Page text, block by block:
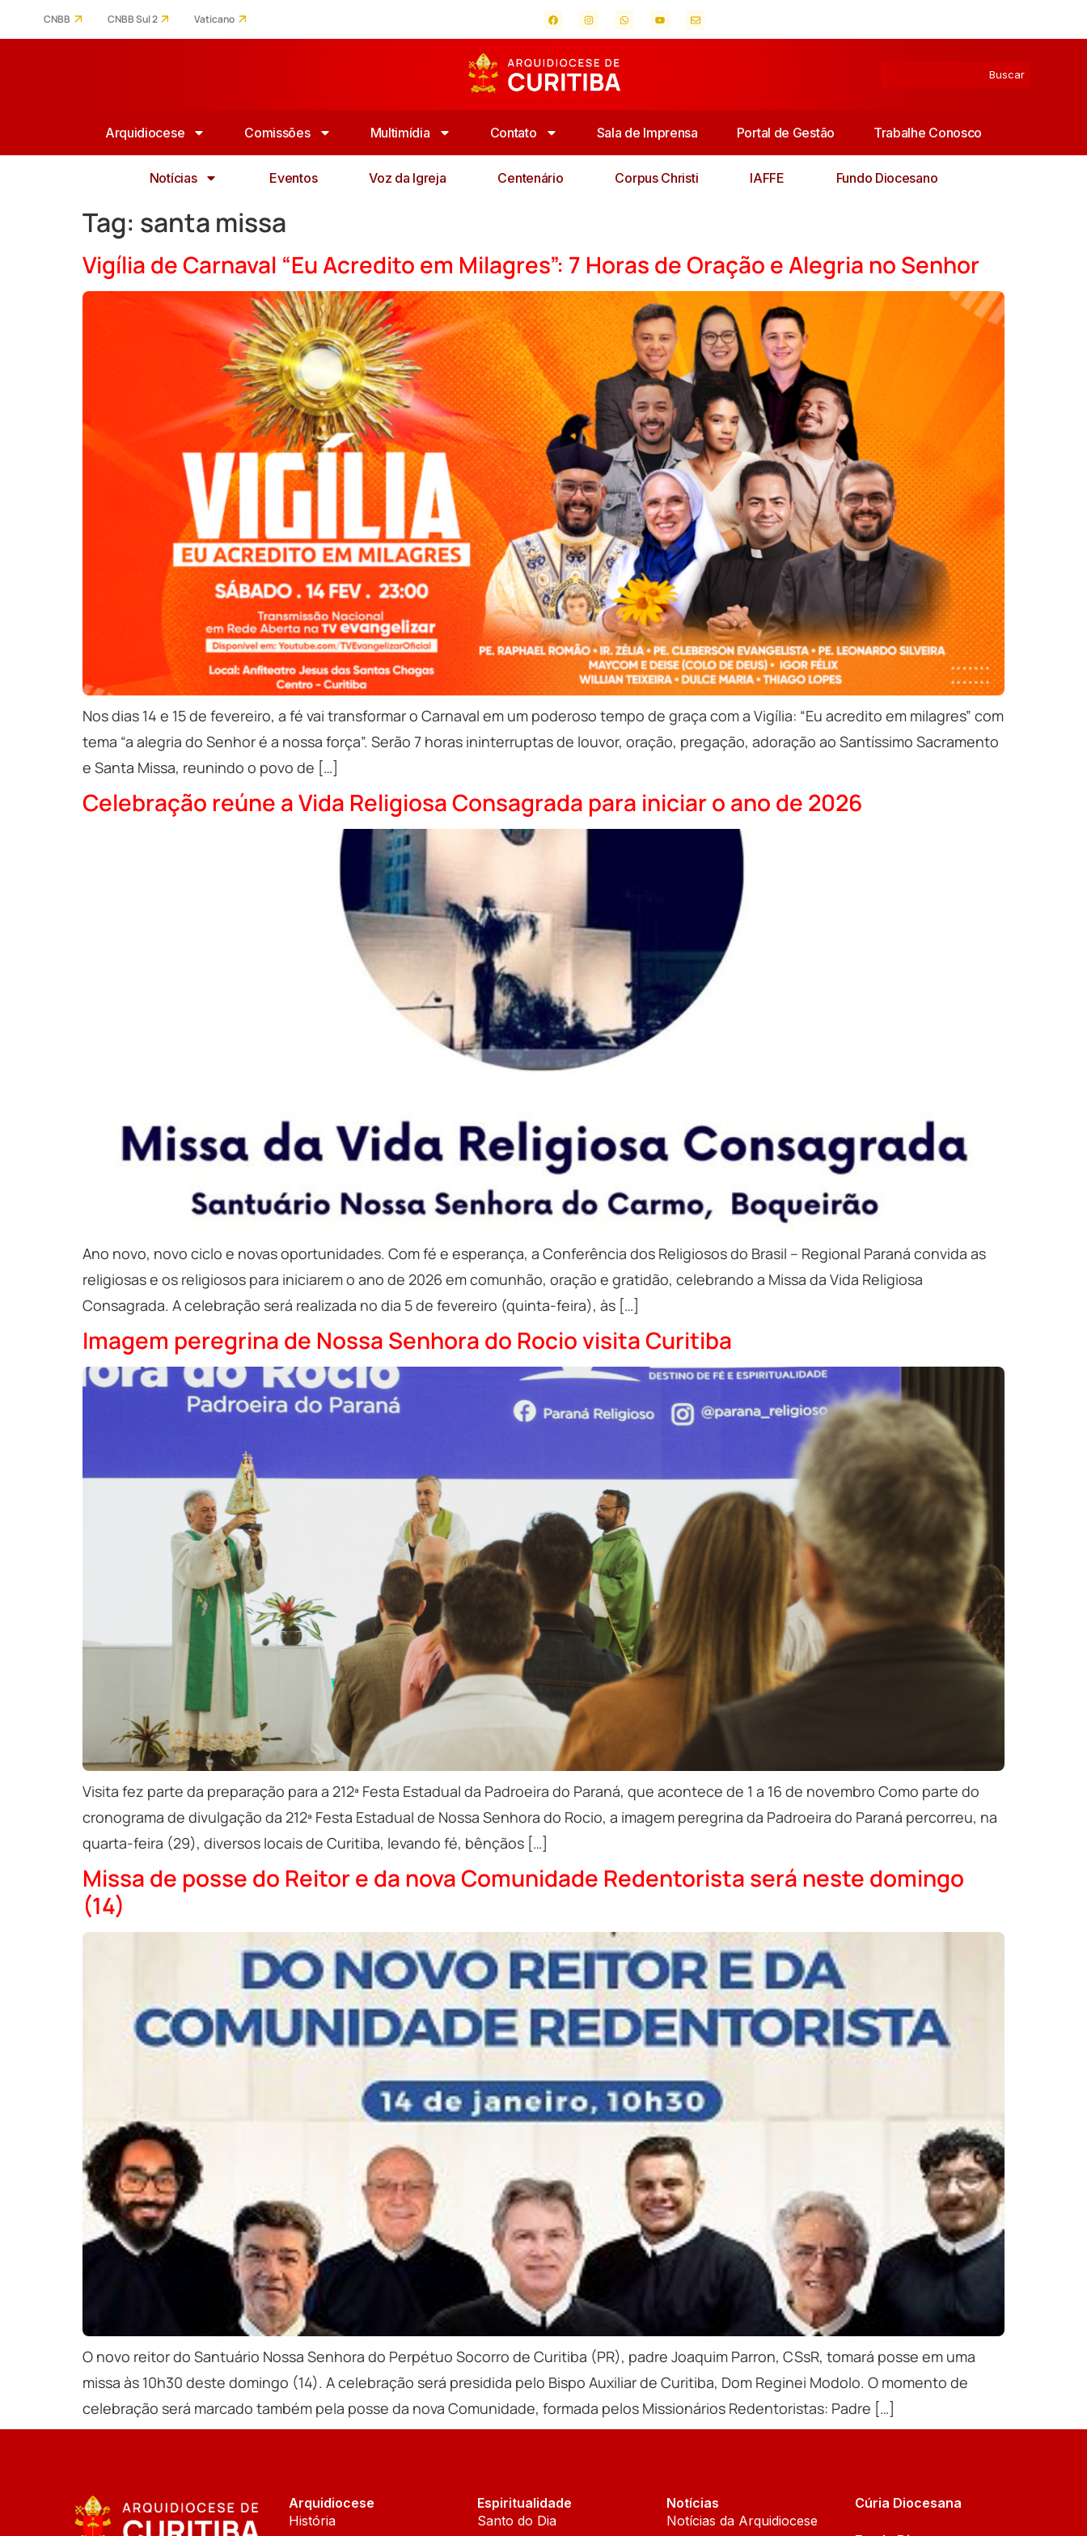
CNBB CNBB Sul 2 Vaticano
Arquidiocese Comissões Multimídia Contato Sala de Imprensa Portal de Gestão Trabalhe Conosco
Notícias Eventos Voz da Igreja Centenário Corpus Christi IAFFE Fundo Diocesano
Tag: santa missa
Vigília de Carnaval “Eu Acredito em Milagres”: 7 Horas de Oração e Alegria no Senhor
Nos dias 14 e 15 de fevereiro, a fé vai transformar o Carnaval em um poderoso tempo de graça com a Vigília: “Eu acredito em milagres” com
tema “a alegria do Senhor é a nossa força”. Serão 7 horas ininterruptas de louvor, oração, pregação, adoração ao Santíssimo Sacramento
e Santa Missa, reunindo o povo de […]
Celebração reúne a Vida Religiosa Consagrada para iniciar o ano de 2026
Ano novo, novo ciclo e novas oportunidades. Com fé e esperança, a Conferência dos Religiosos do Brasil – Regional Paraná convida as
religiosas e os religiosos para iniciarem o ano de 2026 em comunhão, oração e gratidão, celebrando a Missa da Vida Religiosa
Consagrada. A celebração será realizada no dia 5 de fevereiro (quinta-feira), às […]
Imagem peregrina de Nossa Senhora do Rocio visita Curitiba
Visita fez parte da preparação para a 212ª Festa Estadual da Padroeira do Paraná, que acontece de 1 a 16 de novembro Como parte do
cronograma de divulgação da 212ª Festa Estadual de Nossa Senhora do Rocio, a imagem peregrina da Padroeira do Paraná percorreu, na
quarta-feira (29), diversos locais de Curitiba, levando fé, bênçãos […]
Missa de posse do Reitor e da nova Comunidade Redentorista será neste domingo
(14)
O novo reitor do Santuário Nossa Senhora do Perpétuo Socorro de Curitiba (PR), padre Joaquim Parron, CSsR, tomará posse em uma
missa às 10h30 deste domingo (14). A celebração será presidida pelo Bispo Auxiliar de Curitiba, Dom Reginei Modolo. O momento de
celebração será marcado também pela posse da nova Comunidade, formada pelos Missionários Redentoristas: Padre […]
Arquidiocese
História
Espiritualidade
Santo do Dia
Notícias
Notícias da Arquidiocese
Cúria Diocesana